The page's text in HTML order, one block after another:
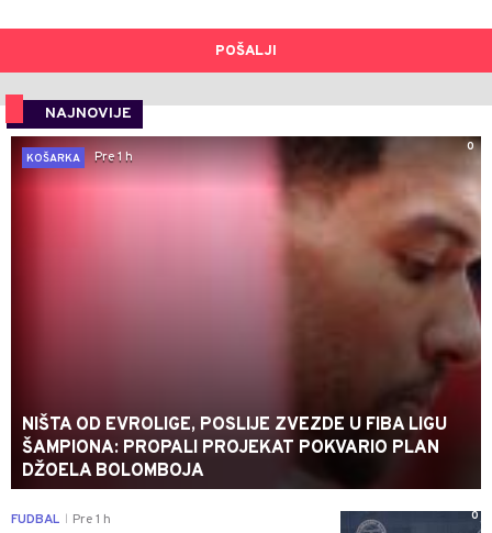
POŠALJI
NAJNOVIJE
0
KOŠARKA
Pre 1 h
NIŠTA OD EVROLIGE, POSLIJE ZVEZDE U FIBA LIGU
ŠAMPIONA: PROPALI PROJEKAT POKVARIO PLAN
DŽOELA BOLOMBOJA
0
FUDBAL Pre 1 h